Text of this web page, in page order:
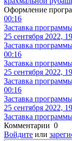
крахмальной
Оформление
00:16
Заставка
25 сентября 2022,
Заставка
00:16
Заставка
25 сентября 2022,
Заставка
00:16
Заставка
25 сентября 2022,
Заставка
Комментарии 0
Войдите или